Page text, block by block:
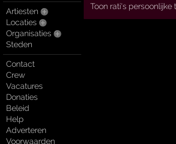
Artiesten
Locaties
Organisaties
Steden
Contact
Crew
Vacatures
Donaties
Beleid
Help
Adverteren
Voorwaarden
Toon rati's persoonlijke